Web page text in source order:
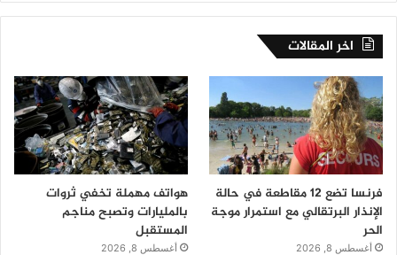
اخر المقالات
فرنسا تضع 12 مقاطعة في حالة
الإنذار البرتقالي مع استمرار موجة
الحر
أغسطس 8, 2026
هواتف مهملة تخفي ثروات
بالمليارات وتصبح مناجم
المستقبل
أغسطس 8, 2026